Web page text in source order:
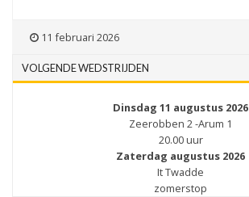
11 februari 2026
VOLGENDE WEDSTRIJDEN
Dinsdag 11 augustus 2026
Zeerobben 2 -Arum 1
20.00 uur
Zaterdag augustus 2026
It Twadde
zomerstop